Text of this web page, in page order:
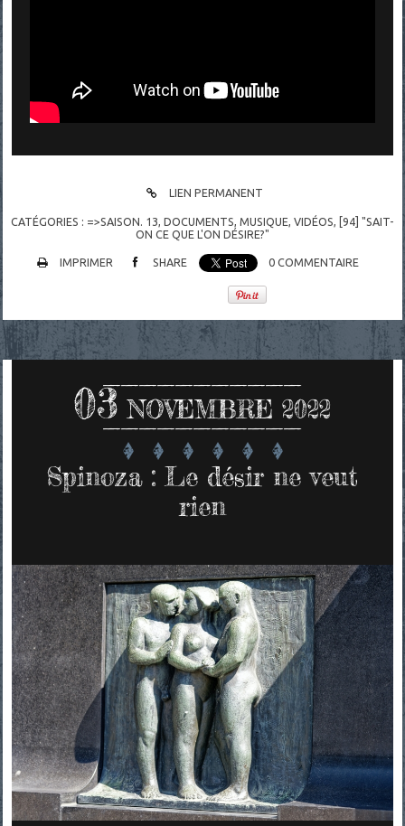
LIEN PERMANENT
CATÉGORIES : =>SAISON. 13, DOCUMENTS, MUSIQUE, VIDÉOS, [94] "SAIT-
ON CE QUE L'ON DÉSIRE?"
IMPRIMER SHARE 0 COMMENTAIRE
03 NOVEMBRE 2022
Spinoza : Le désir ne veut
rien